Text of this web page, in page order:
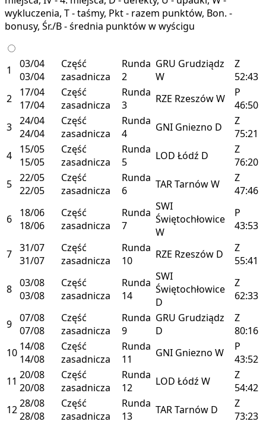
wykluczenia, T - taśmy, Pkt - razem punktów, Bon. -
bonusy, Śr./B - średnia punktów w wyścigu
1
03/04
03/04
Część
zasadnicza
Runda
2
GRU Grudziądz
W
Z
52:43
2
17/04
17/04
Część
zasadnicza
Runda
3
RZE RzeszówW
P
46:50
3 24/04
24/04
Część
zasadnicza
Runda
4
GNI Gniezno D
Z
75:21
4
15/05
15/05
Część
zasadnicza
Runda
5
LOD Łódź D
Z
76:20
5 22/05
22/05
Część
zasadnicza
Runda
6
TARTarnówW
Z
47:46
6
18/06
18/06
Część
zasadnicza
Runda
7
SWI
Świętochłowice
W
P
43:53
7 31/07
31/07
Część
zasadnicza
Runda
10
RZE Rzeszów D
Z
55:41
8 03/08
03/08
Część
zasadnicza
Runda
14
SWI
Świętochłowice
D
Z
62:33
9 07/08
07/08
Część
zasadnicza
Runda
9
GRU Grudziądz
D
Z
80:16
10 14/08
14/08
Część
zasadnicza
Runda
11
GNI Gniezno W
P
43:52
11 20/08
20/08
Część
zasadnicza
Runda
12
LOD Łódź W
Z
54:42
1228/08
28/08
Część
zasadnicza
Runda
13
TARTarnów D
Z
73:23